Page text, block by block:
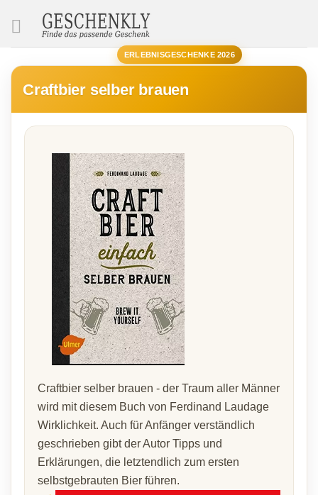
ERLEBNISGESCHENKE 2026
Craftbier selber brauen
Craftbier selber brauen - der Traum aller Männer
wird mit diesem Buch von Ferdinand Laudage
Wirklichkeit. Auch für Anfänger verständlich
geschrieben gibt der Autor Tipps und
Erklärungen, die letztendlich zum ersten
selbstgebrauten Bier führen.